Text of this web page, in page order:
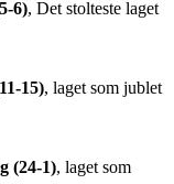
6), Det stolteste laget
15), laget som jublet
(24-1), laget som